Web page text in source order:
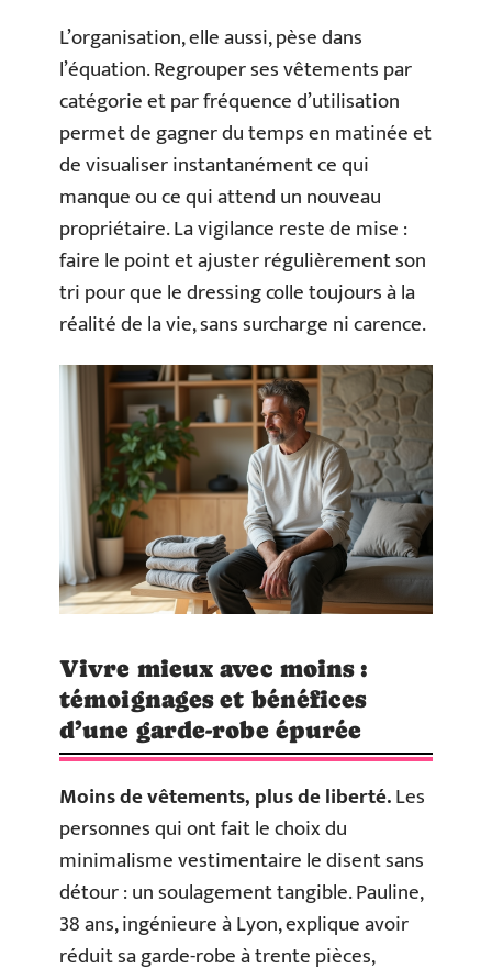
L’organisation, elle aussi, pèse dans
l’équation. Regrouper ses vêtements par
catégorie et par fréquence d’utilisation
permet de gagner du temps en matinée et
de visualiser instantanément ce qui
manque ou ce qui attend un nouveau
propriétaire. La vigilance reste de mise :
faire le point et ajuster régulièrement son
tri pour que le dressing colle toujours à la
réalité de la vie, sans surcharge ni carence.
Vivre mieux avec moins :
témoignages et bénéfices
d’une garde-robe épurée
Moins de vêtements, plus de liberté.Les
personnes qui ont fait le choix du
minimalisme vestimentaire le disent sans
détour : un soulagement tangible. Pauline,
38 ans, ingénieure à Lyon, explique avoir
réduit sa garde-robe à trente pièces,